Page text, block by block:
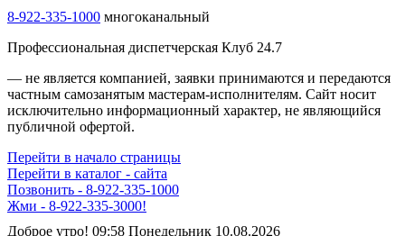
8-922-335-1000 многоканальный
Профессиональная диспетчерская Клуб 24.7
— не является компанией, заявки принимаются и передаются
частным самозанятым мастерам‑исполнителям. Сайт носит
исключительно информационный характер, не являющийся
публичной офертой.
Перейти в начало страницы
Перейти в каталог - сайта
Позвонить - 8-922-335-1000
Жми - 8-922-335-3000!
Доброе утро! 09:58 Понедельник 10.08.2026